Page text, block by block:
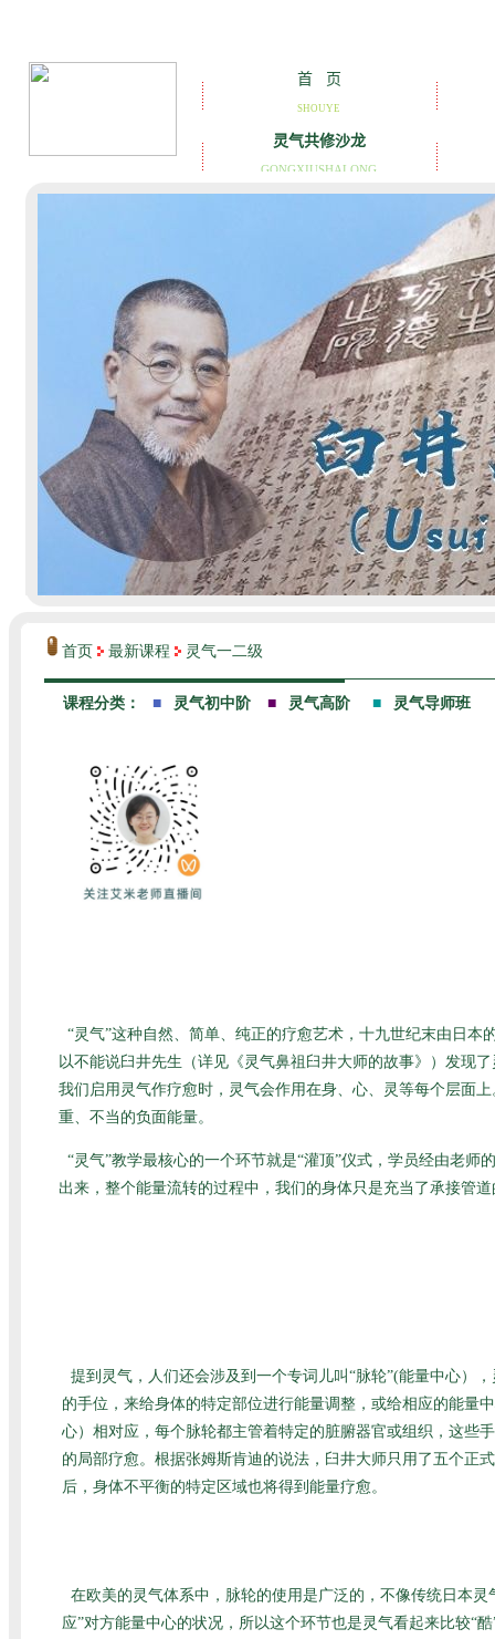
首页 最新课程 灵气一二级
“灵气”这种自然、简单、纯正的疗愈艺术，十九世纪末由日
以不能说臼井先生（详见 《灵气鼻祖臼井大师的故事》
）发现
我们启用灵气作疗愈时，灵气会作用在身、心、灵等每个层面
重、不当的负面能量。
“灵气”教学最核心的一个环节就是“灌顶”仪式，学员经由老
出来，整个能量流转的过程中，我们的身体只是充当了承接管
提到灵气，人们还会涉及到一个专词儿叫“脉轮”(能量中心）
的手位，来给身体的特定部位进行能量调整，或给相应的能量
心）相对应，每个脉轮都主管着特定的脏腑器官或组织，这些
的局部疗愈。根据张姆斯肯迪的说法，臼井大师只用了五个正
后，身体不平衡的特定区域也将得到能量疗愈。
在欧美的灵气体系中，脉轮的使用是广泛的，不像传统日本
应”对方能量中心的状况，所以这个环节也是灵气看起来比较“